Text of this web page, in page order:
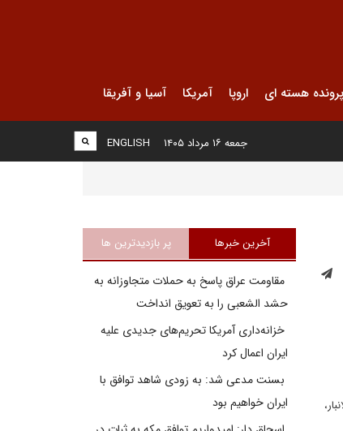
پرونده هسته ای اروپا آمریکا آسیا و آفریقا
ENGLISH جمعه ۱۶ مرداد ۱۴۰۵
های الانبار،
آخرین خبرها پر بازدیدترین ها
مقاومت عراق پاسخ به حملات متجاوزانه به
حشد الشعبی را به تعویق انداخت
خزانه‌داری آمریکا تحریم‌های جدیدی علیه
ایران اعمال کرد
بسنت مدعی شد: به زودی شاهد توافق با
ایران خواهیم بود